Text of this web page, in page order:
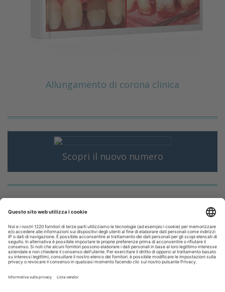
Allungamento di corona clinica
Scopri il nuovo numero